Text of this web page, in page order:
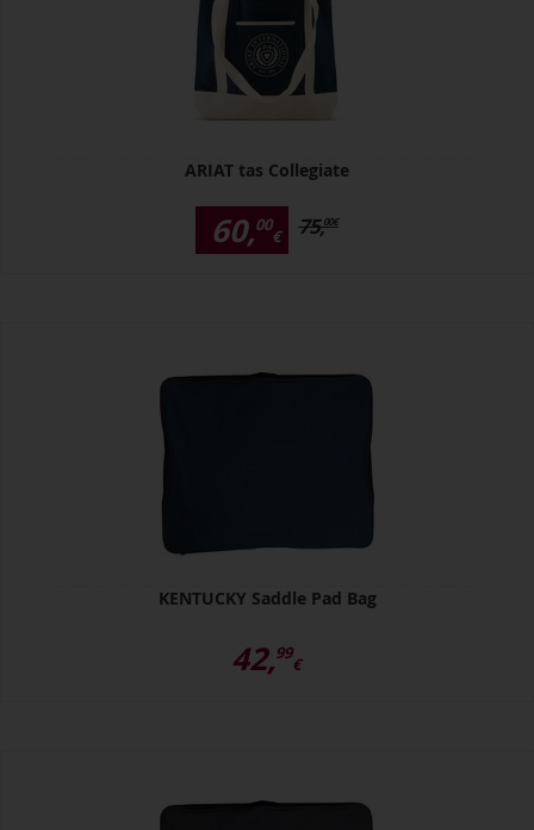
ARIAT tas Collegiate
60,00
€ 75,00€
KENTUCKY Saddle Pad Bag
42,99
€